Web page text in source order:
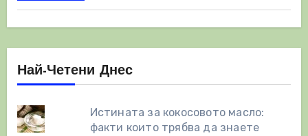
Най-Четени Днес
Истината за кокосовото масло:
факти които трябва да знаете